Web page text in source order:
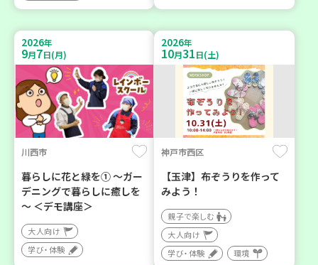
2026年
9月7日(月)
川西市
暮らしに花と緑を① ～ガー
デニングで暮らしに癒しを
～ ＜デモ講座＞
大人向け
学び・体験
2026年
10月31日(土)
神戸市西区
【玉津】布ぞうりを作って
みよう！
親子で楽しむ
大人向け
学び・体験
環境